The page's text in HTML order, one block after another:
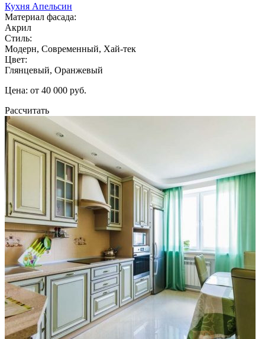
Кухня Апельсин
Материал фасада:
Акрил
Стиль:
Модерн, Современный, Хай-тек
Цвет:
Глянцевый, Оранжевый
Цена: от 40 000 руб.
Рассчитать